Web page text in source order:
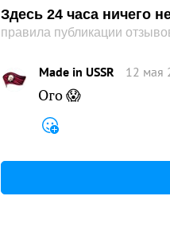
Здесь 24 часа ничего
правила публикации
Made in USSR 12 мая
Ого 😱